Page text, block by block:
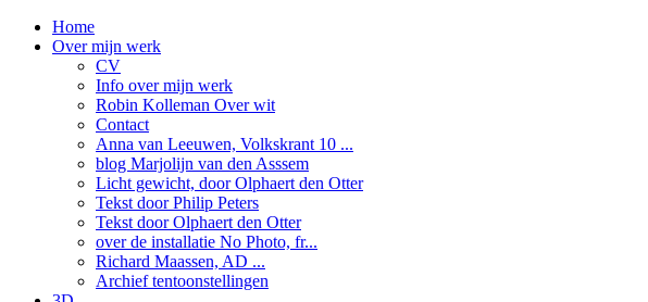
Home
Over mijn werk
CV
Info over mijn werk
Robin Kolleman Over wit
Contact
Anna van Leeuwen, Volkskrant 10 ...
blog Marjolijn van den Asssem
Licht gewicht, door Olphaert den Otter
Tekst door Philip Peters
Tekst door Olphaert den Otter
over de installatie No Photo, fr...
Richard Maassen, AD ...
Archief tentoonstellingen